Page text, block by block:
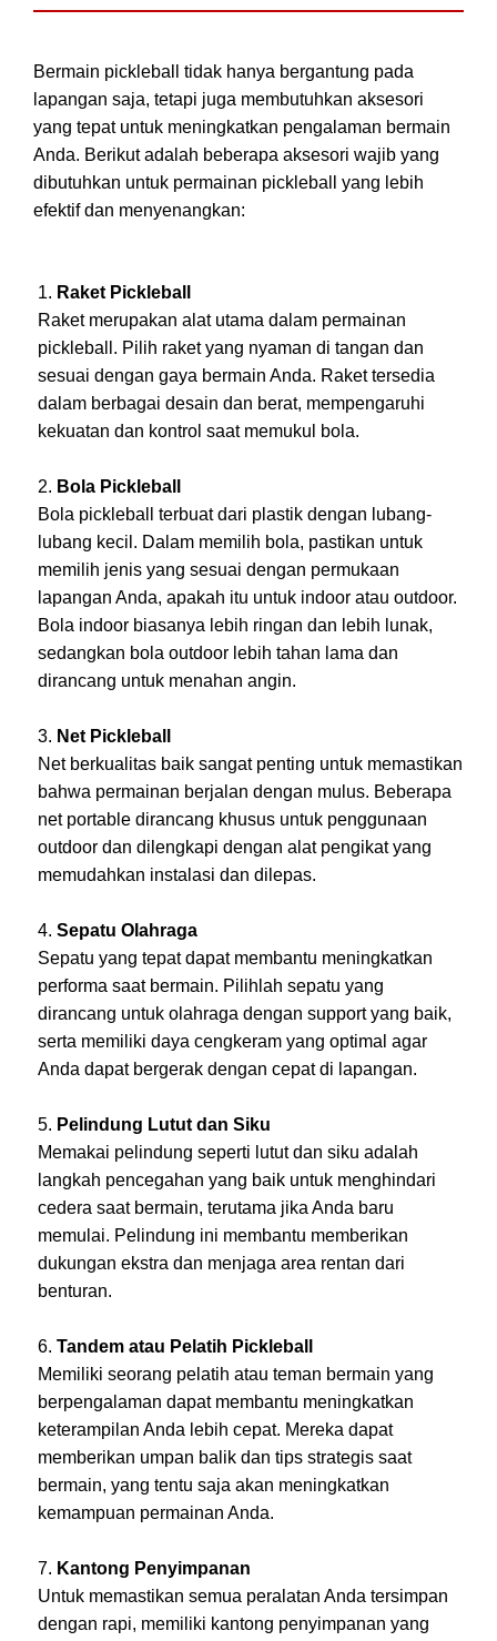
Bermain pickleball tidak hanya bergantung pada
lapangan saja, tetapi juga membutuhkan aksesori
yang tepat untuk meningkatkan pengalaman bermain
Anda. Berikut adalah beberapa aksesori wajib yang
dibutuhkan untuk permainan pickleball yang lebih
efektif dan menyenangkan:
Raket Pickleball
Raket merupakan alat utama dalam permainan
pickleball. Pilih raket yang nyaman di tangan dan
sesuai dengan gaya bermain Anda. Raket tersedia
dalam berbagai desain dan berat, mempengaruhi
kekuatan dan kontrol saat memukul bola.
Bola Pickleball
Bola pickleball terbuat dari plastik dengan lubang-
lubang kecil. Dalam memilih bola, pastikan untuk
memilih jenis yang sesuai dengan permukaan
lapangan Anda, apakah itu untuk indoor atau outdoor.
Bola indoor biasanya lebih ringan dan lebih lunak,
sedangkan bola outdoor lebih tahan lama dan
dirancang untuk menahan angin.
Net Pickleball
Net berkualitas baik sangat penting untuk memastikan
bahwa permainan berjalan dengan mulus. Beberapa
net portable dirancang khusus untuk penggunaan
outdoor dan dilengkapi dengan alat pengikat yang
memudahkan instalasi dan dilepas.
Sepatu Olahraga
Sepatu yang tepat dapat membantu meningkatkan
performa saat bermain. Pilihlah sepatu yang
dirancang untuk olahraga dengan support yang baik,
serta memiliki daya cengkeram yang optimal agar
Anda dapat bergerak dengan cepat di lapangan.
Pelindung Lutut dan Siku
Memakai pelindung seperti lutut dan siku adalah
langkah pencegahan yang baik untuk menghindari
cedera saat bermain, terutama jika Anda baru
memulai. Pelindung ini membantu memberikan
dukungan ekstra dan menjaga area rentan dari
benturan.
Tandem atau Pelatih Pickleball
Memiliki seorang pelatih atau teman bermain yang
berpengalaman dapat membantu meningkatkan
keterampilan Anda lebih cepat. Mereka dapat
memberikan umpan balik dan tips strategis saat
bermain, yang tentu saja akan meningkatkan
kemampuan permainan Anda.
Kantong Penyimpanan
Untuk memastikan semua peralatan Anda tersimpan
dengan rapi, memiliki kantong penyimpanan yang